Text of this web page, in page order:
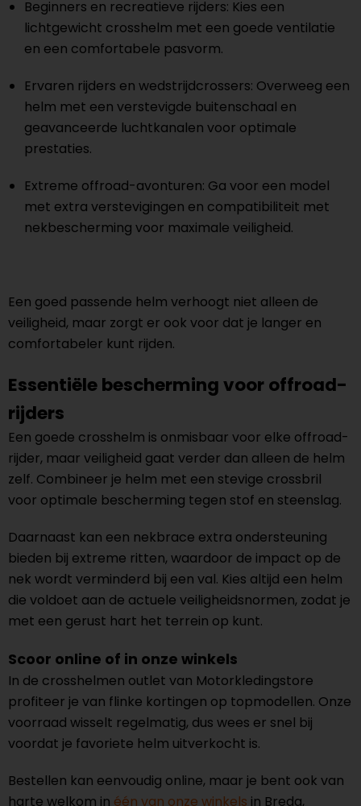
Beginners en recreatieve rijders: Kies een
lichtgewicht crosshelm met een goede ventilatie
en een comfortabele pasvorm.
Ervaren rijders en wedstrijdcrossers: Overweeg een
helm met een verstevigde buitenschaal en
geavanceerde luchtkanalen voor optimale
prestaties.
Extreme offroad-avonturen: Ga voor een model
met extra verstevigingen en compatibiliteit met
nekbescherming voor maximale veiligheid.
Een goed passende helm verhoogt niet alleen de
veiligheid, maar zorgt er ook voor dat je langer en
comfortabeler kunt rijden.
Essentiële bescherming voor offroad-
rijders
Een goede crosshelm is onmisbaar voor elke offroad-
rijder, maar veiligheid gaat verder dan alleen de helm
zelf. Combineer je helm met een stevige crossbril
voor optimale bescherming tegen stof en steenslag.
Daarnaast kan een nekbrace extra ondersteuning
bieden bij extreme ritten, waardoor de impact op de
nek wordt verminderd bij een val. Kies altijd een helm
die voldoet aan de actuele veiligheidsnormen, zodat je
met een gerust hart het terrein op kunt.
Scoor online of in onze winkels
In de crosshelmen outlet van Motorkledingstore
profiteer je van flinke kortingen op topmodellen. Onze
voorraad wisselt regelmatig, dus wees er snel bij
voordat je favoriete helm uitverkocht is.
Bestellen kan eenvoudig online, maar je bent ook van
harte welkom in één van onze winkels in Breda,